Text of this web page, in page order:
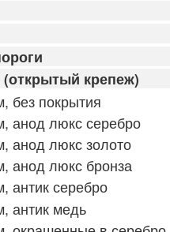
крепеж)
без покрытия
анод люкс серебро
анод люкс золото
анод люкс бронза
серебро
антик медь